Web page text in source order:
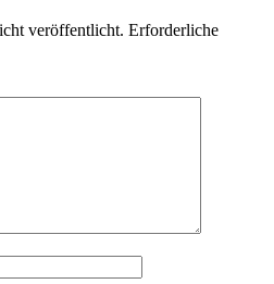
veröffentlicht. Erforderliche